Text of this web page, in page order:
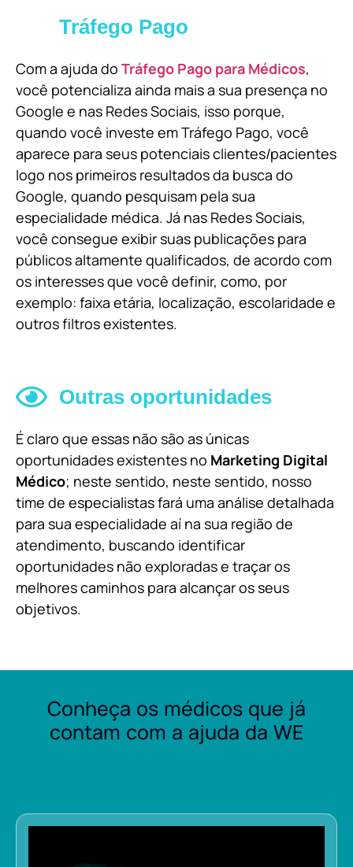
Tráfego Pago
Com a ajuda do Tráfego Pago para Médicos,
você potencializa ainda mais a sua presença no
Google e nas Redes Sociais, isso porque,
quando você investe em Tráfego Pago, você
aparece para seus potenciais clientes/pacientes
logo nos primeiros resultados da busca do
Google, quando pesquisam pela sua
especialidade médica. Já nas Redes Sociais,
você consegue exibir suas publicações para
públicos altamente qualificados, de acordo com
os interesses que você definir, como, por
exemplo: faixa etária, localização, escolaridade e
outros filtros existentes.
Outras oportunidades
É claro que essas não são as únicas
oportunidades existentes no Marketing Digital
Médico; neste sentido, neste sentido, nosso
time de especialistas fará uma análise detalhada
para sua especialidade aí na sua região de
atendimento, buscando identificar
oportunidades não exploradas e traçar os
melhores caminhos para alcançar os seus
objetivos.
Conheça os médicos que já
contam com a ajuda da WE